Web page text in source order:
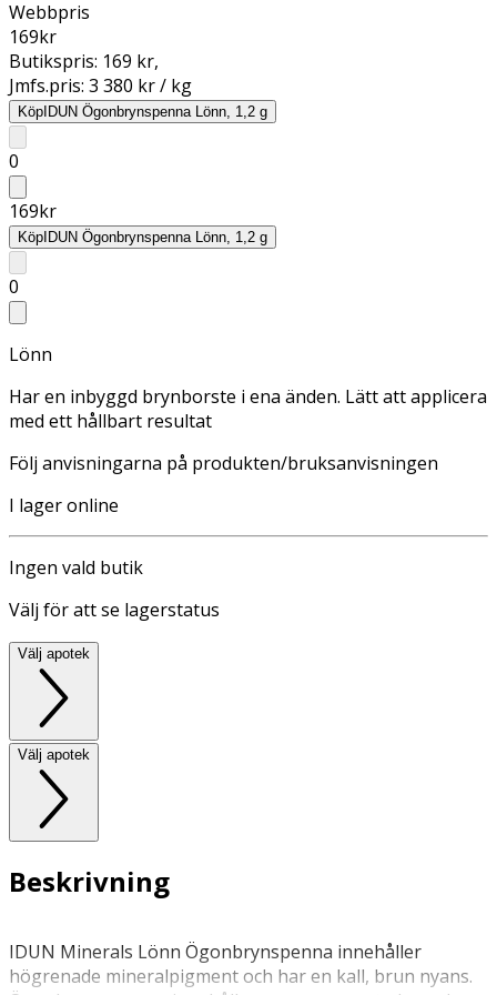
Webbpris
169kr
Butikspris: 169 kr,
Jmfs.pris: 3 380 kr / kg
KöpIDUN Ögonbrynspenna Lönn, 1,2 g
0
169kr
KöpIDUN Ögonbrynspenna Lönn, 1,2 g
0
Lönn
Har en inbyggd brynborste i ena änden. Lätt att applicera
med ett hållbart resultat
Följ anvisningarna på produkten/bruksanvisningen
I lager online
Ingen vald butik
Välj för att se lagerstatus
Välj apotek
Välj apotek
Beskrivning
IDUN Minerals Lönn Ögonbrynspenna innehåller
högrenade mineralpigment och har en kall, brun nyans.